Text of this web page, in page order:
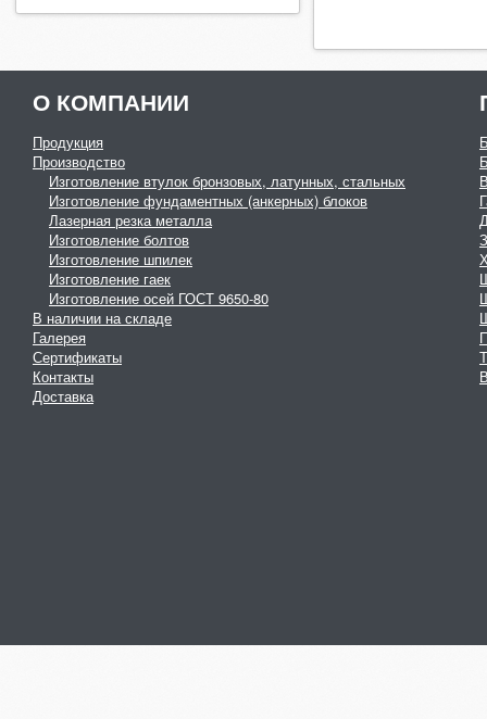
О КОМПАНИИ
Продукция
Производство
Изготовление втулок бронзовых, латунных, стальных
Изготовление фундаментных (анкерных) блоков
Лазерная резка металла
Изготовление болтов
Изготовление шпилек
Изготовление гаек
Изготовление осей ГОСТ 9650-80
В наличии на складе
Галерея
Сертификаты
Контакты
Доставка